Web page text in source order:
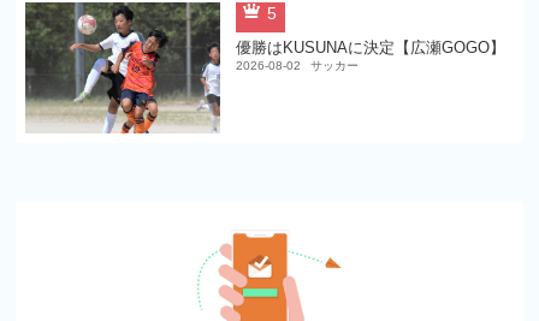
5
優勝はKUSUNAに決定【広瀬GOGO】
2026-08-02 サッカー